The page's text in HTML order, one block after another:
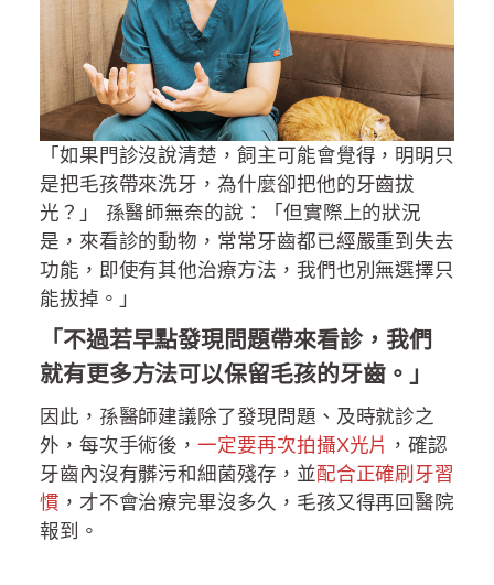
「如果門診沒說清楚，飼主可能會覺得，明明只
是把毛孩帶來洗牙，為什麼卻把他的牙齒拔
光？」 孫醫師無奈的說：「但實際上的狀況
是，來看診的動物，常常牙齒都已經嚴重到失去
功能，即使有其他治療方法，我們也別無選擇只
能拔掉。」
「不過若早點發現問題帶來看診，我們
就有更多方法可以保留毛孩的牙齒。」
因此，孫醫師建議除了發現問題、及時就診之
外，每次手術後，一定要再次拍攝X光片 ，確認
牙齒內沒有髒污和細菌殘存，並配合正確刷牙習
慣 ，才不會治療完畢沒多久，毛孩又得再回醫院
報到。